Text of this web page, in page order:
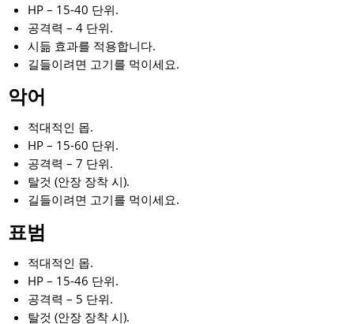
HP – 15-40 단위.
공격력 – 4 단위.
시듦 효과를 적용합니다.
길들이려면 고기를 먹이세요.
악어
적대적인 몹.
HP – 15-60 단위.
공격력 – 7 단위.
탈것 (안장 장착 시).
길들이려면 고기를 먹이세요.
표범
적대적인 몹.
HP – 15-46 단위.
공격력 – 5 단위.
탈것 (안장 장착 시).